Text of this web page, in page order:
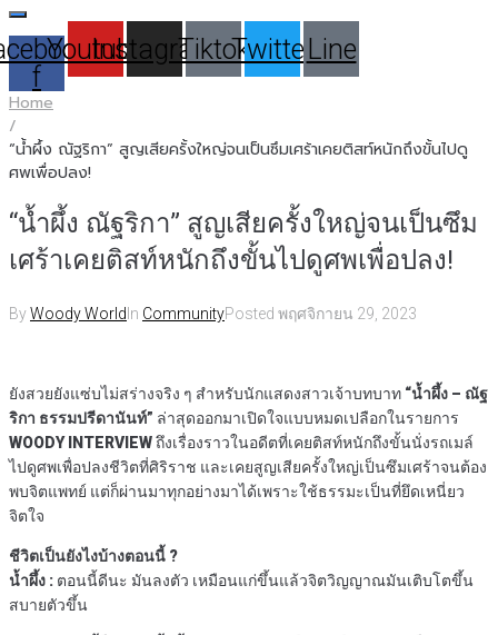
f
Youtube
Instagram
TiktokTwitterLine
Home
/
“น้ำผึ้ง ณัฐริกา” สูญเสียครั้งใหญ่จนเป็นซึมเศร้าเคยติสท์หนักถึงขั้นไปดู
ศพเพื่อปลง!
“น้ำผึ้ง ณัฐริกา” สูญเสียครั้งใหญ่จนเป็นซึม
เศร้าเคยติสท์หนักถึงขั้นไปดูศพเพื่อปลง!
ByWoody World In CommunityPosted พฤศจิกายน 29, 2023
ยังสวยยังแซ่บไม่สร่างจริง ๆ สำหรับนักแสดงสาวเจ้าบทบาท “น้ำผึ้ง – ณัฐ
ริกา ธรรมปรีดานันท์” ล่าสุดออกมาเปิดใจแบบหมดเปลือกในรายการ
WOODY INTERVIEWถึงเรื่องราวในอดีตที่เคยติสท์หนักถึงขั้นนั่งรถเมล์
ไปดูศพเพื่อปลงชีวิตที่ศิริราช และเคยสูญเสียครั้งใหญ่เป็นซึมเศร้าจนต้อง
พบจิตแพทย์ แต่ก็ผ่านมาทุกอย่างมาได้เพราะใช้ธรรมะเป็นที่ยึดเหนี่ยว
จิตใจ
ชีวิตเป็นยังไงบ้างตอนนี้ ?
น้ำผึ้ง : ตอนนี้ดีนะ มันลงตัว เหมือนแก่ขึ้นแล้วจิตวิญญาณมันเติบโตขึ้น
สบายตัวขึ้น